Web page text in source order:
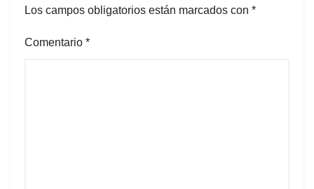
Los campos obligatorios están marcados con *
Comentario *